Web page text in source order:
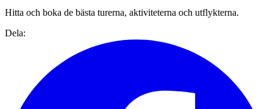
Hitta och boka de bästa turerna, aktiviteterna och utflykterna.
Dela: